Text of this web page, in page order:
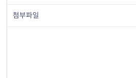
첨부파일